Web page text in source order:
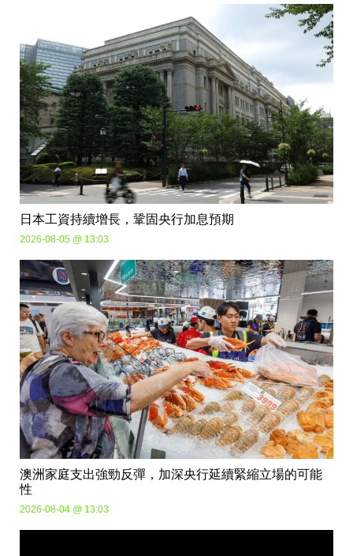
日本工資持續增長，鞏固央行加息預期
2026-08-05 @ 13:03
澳洲家庭支出強勁反彈，加深央行延續緊縮立場的可能
性
2026-08-04 @ 13:03